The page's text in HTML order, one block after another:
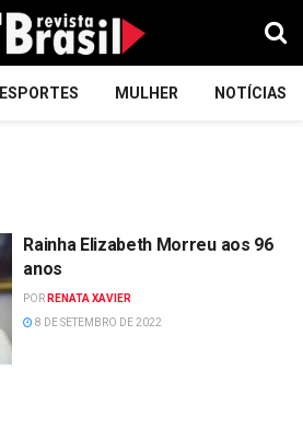
ESPORTES MULHER NOTÍCIAS
Rainha Elizabeth Morreu aos 96
anos
POR RENATA XAVIER
8 DE SETEMBRO DE 2022